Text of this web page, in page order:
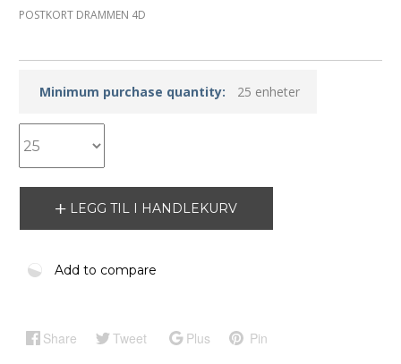
POSTKORT DRAMMEN 4D
Minimum purchase quantity: 25 enheter
LEGG TIL I HANDLEKURV
Add to compare
Share Tweet Plus Pin